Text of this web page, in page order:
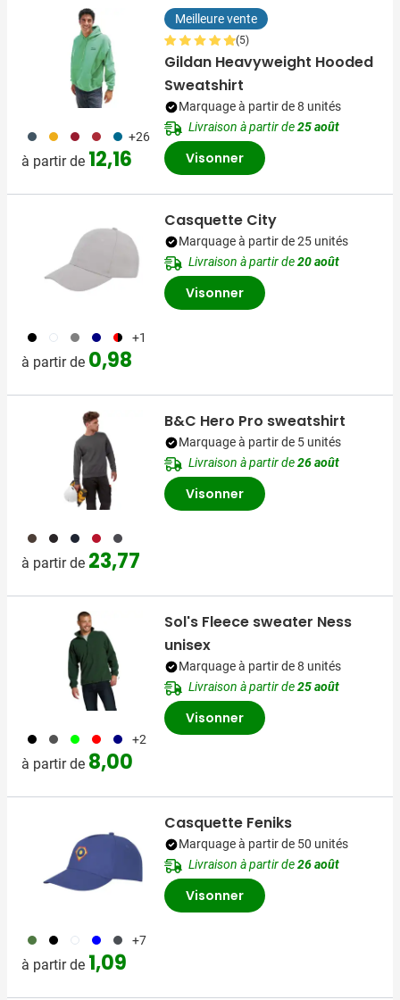
150 031 372 097 373 +26
à partir de 12,16
Meilleure vente
(5)
Gildan Heavyweight Hooded
Sweatshirt
Marquage à partir de 8 unités
Livraison à partir de25 août
Visonner
001 002 003 536 083 +1
à partir de 0,98
Casquette City
Marquage à partir de 25 unités
Livraison à partir de20 août
Visonner
011 001 536 008 491
à partir de 23,77
B&C Hero Pro sweatshirt
Marquage à partir de 5 unités
Livraison à partir de26 août
Visonner
001 387 019 008 536 +2
à partir de 8,00
Sol's Fleece sweater Ness
unisex
Marquage à partir de 8 unités
Livraison à partir de25 août
Visonner
232 001 002 005 874 +7
à partir de 1,09
Casquette Feniks
Marquage à partir de 50 unités
Livraison à partir de26 août
Visonner